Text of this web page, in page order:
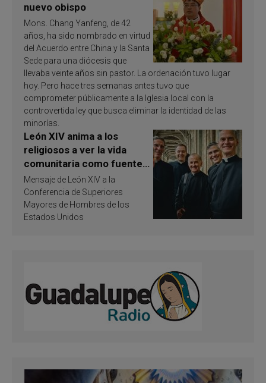
nuevo obispo
Mons. Chang Yanfeng, de 42
años, ha sido nombrado en virtud
del Acuerdo entre China y la Santa
Sede para una diócesis que
llevaba veinte años sin pastor. La ordenación tuvo lugar
hoy. Pero hace tres semanas antes tuvo que
comprometer públicamente a la Iglesia local con la
controvertida ley que busca eliminar la identidad de las
minorías.
León XIV anima a los
religiosos a ver la vida
comunitaria como fuente
de inspiración y
santificación
Mensaje de León XIV a la
Conferencia de Superiores
Mayores de Hombres de los
Estados Unidos